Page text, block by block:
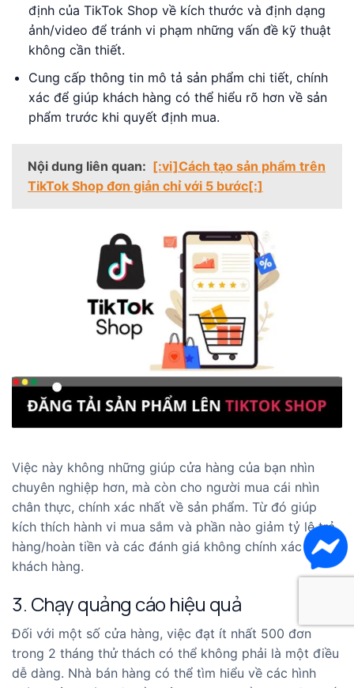
định của TikTok Shop về kích thước và định dạng
ảnh/video để tránh vi phạm những vấn đề kỹ thuật
không cần thiết.
Cung cấp thông tin mô tả sản phẩm chi tiết, chính
xác để giúp khách hàng có thể hiểu rõ hơn về sản
phẩm trước khi quyết định mua.
Nội dung liên quan: [:vi]Cách tạo sản phẩm trên
TikTok Shop đơn giản chỉ với 5 bước[:]
Việc này không những giúp cửa hàng của bạn nhìn
chuyên nghiệp hơn, mà còn cho người mua cái nhìn
chân thực, chính xác nhất về sản phẩm. Từ đó giúp
kích thích hành vi mua sắm và phần nào giảm tỷ lệ trả
hàng/hoàn tiền và các đánh giá không chính xác từ
khách hàng.
3. Chạy quảng cáo hiệu quả
Đối với một số cửa hàng, việc đạt ít nhất 500 đơn
trong 2 tháng thử thách có thể không phải là một điều
dễ dàng. Nhà bán hàng có thể tìm hiểu về các hình